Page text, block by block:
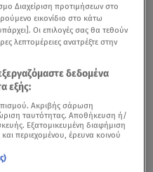
Διαχείριση προτιμήσεων στο
εικονίδιο στο κάτω
Οι επιλογές σας θα τεθούν
λεπτομέρειες ανατρέξτε στην
δεδομένα
εξής:
Ακριβής σάρωση
ταυτότητας. Αποθήκευση ή/
Εξατομικευμένη διαφήμιση
περιεχομένου, έρευνα κοινού